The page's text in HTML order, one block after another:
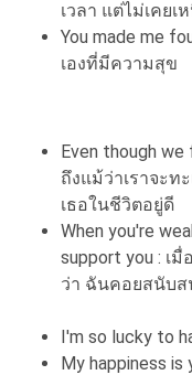
เวลา แต่ไม่เคยเ
You made me
เองที่มีความสุข
Even though
ถึงแม้ว่าเราจะ
เธอในชีวิตอยู่ดี
When you're
support you : เ
ว่า ฉันคอยสนับส
I'm so lucky to
My happiness